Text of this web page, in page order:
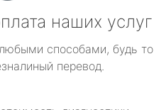
наших услуг
способами, будь то
перевод.